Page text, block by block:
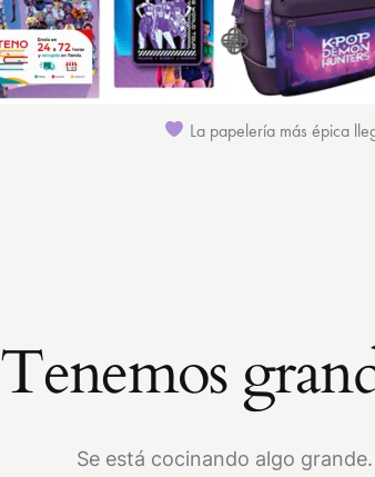
La papelería más épica
Tenemos
Se está cocinando algo